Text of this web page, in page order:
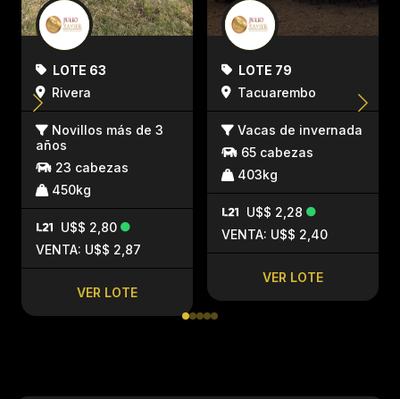
LOTE 63
Rivera
Novillos más de 3
años
23 cabezas
450kg
U$$ 2,80
VENTA: U$$ 2,87
VER LOTE
LOTE 79
Tacuarembo
Vacas de invernada
65 cabezas
403kg
U$$ 2,28
VENTA: U$$ 2,40
VER LOTE